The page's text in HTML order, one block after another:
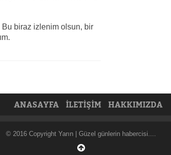
Bu biraz izlenim olsun, bir
ANASAYFA İLETİŞİM HAKKIMIZDA
© 2016 Copyright Yarın | Güzel günlerin habercisi....